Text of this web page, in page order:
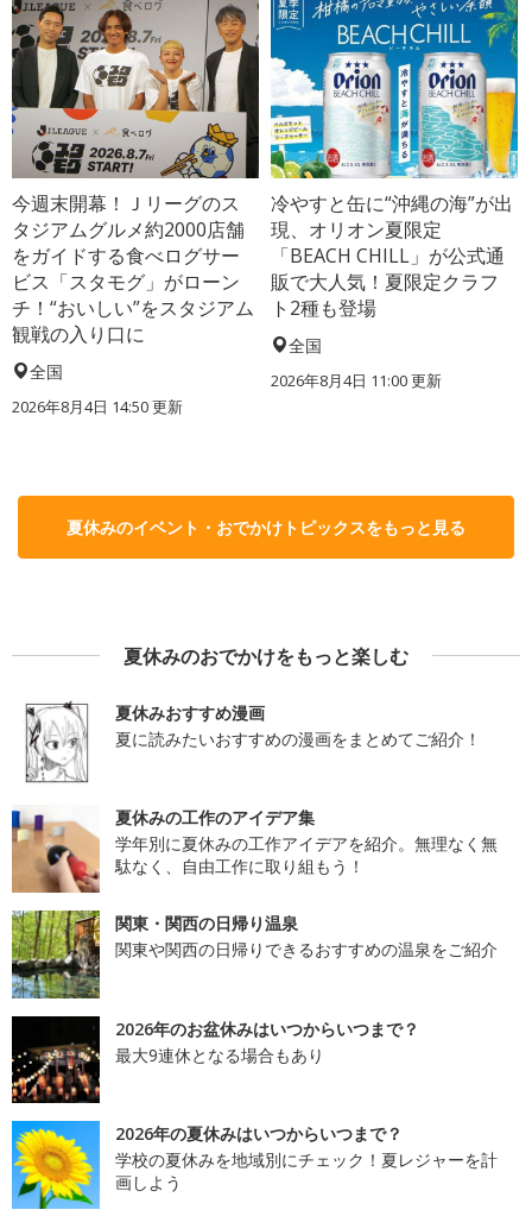
今週末開幕！Ｊリーグのス
タジアムグルメ約2000店舗
をガイドする食べログサー
ビス「スタモグ」がローン
チ！“おいしい”をスタジアム
観戦の入り口に
全国
2026年8月4日 14:50更新
冷やすと缶に“沖縄の海”が出
現、オリオン夏限定
「BEACH CHILL」が公式通
販で大人気！夏限定クラフ
ト2種も登場
全国
2026年8月4日 11:00更新
夏休みのイベント・おでかけトピックスをもっと見る
夏休みのおでかけをもっと楽しむ
夏休みおすすめ漫画
夏に読みたいおすすめの漫画をまとめてご紹介！
夏休みの工作のアイデア集
学年別に夏休みの工作アイデアを紹介。無理なく無
駄なく、自由工作に取り組もう！
関東・関西の日帰り温泉
関東や関西の日帰りできるおすすめの温泉をご紹介
2026年のお盆休みはいつからいつまで？
最大9連休となる場合もあり
2026年の夏休みはいつからいつまで？
学校の夏休みを地域別にチェック！夏レジャーを計
画しよう